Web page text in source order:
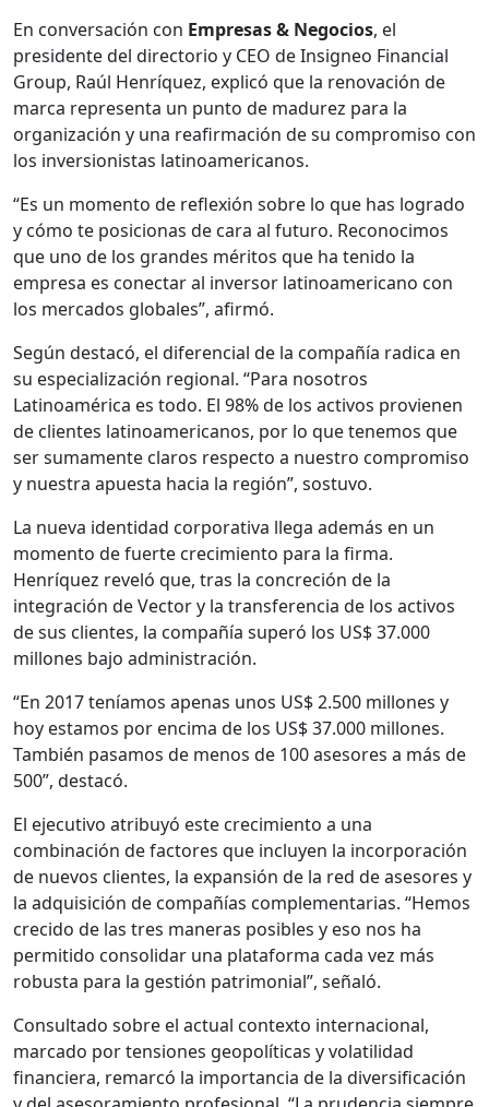
En conversación con Empresas & Negocios, el
presidente del directorio y CEO de Insigneo Financial
Group, Raúl Henríquez, explicó que la renovación de
marca representa un punto de madurez para la
organización y una reafirmación de su compromiso con
los inversionistas latinoamericanos.
“Es un momento de reflexión sobre lo que has logrado
y cómo te posicionas de cara al futuro. Reconocimos
que uno de los grandes méritos que ha tenido la
empresa es conectar al inversor latinoamericano con
los mercados globales”, afirmó.
Según destacó, el diferencial de la compañía radica en
su especialización regional. “Para nosotros
Latinoamérica es todo. El 98% de los activos provienen
de clientes latinoamericanos, por lo que tenemos que
ser sumamente claros respecto a nuestro compromiso
y nuestra apuesta hacia la región”, sostuvo.
La nueva identidad corporativa llega además en un
momento de fuerte crecimiento para la firma.
Henríquez reveló que, tras la concreción de la
integración de Vector y la transferencia de los activos
de sus clientes, la compañía superó los US$ 37.000
millones bajo administración.
“En 2017 teníamos apenas unos US$ 2.500 millones y
hoy estamos por encima de los US$ 37.000 millones.
También pasamos de menos de 100 asesores a más de
500”, destacó.
El ejecutivo atribuyó este crecimiento a una
combinación de factores que incluyen la incorporación
de nuevos clientes, la expansión de la red de asesores y
la adquisición de compañías complementarias. “Hemos
crecido de las tres maneras posibles y eso nos ha
permitido consolidar una plataforma cada vez más
robusta para la gestión patrimonial”, señaló.
Consultado sobre el actual contexto internacional,
marcado por tensiones geopolíticas y volatilidad
financiera, remarcó la importancia de la diversificación